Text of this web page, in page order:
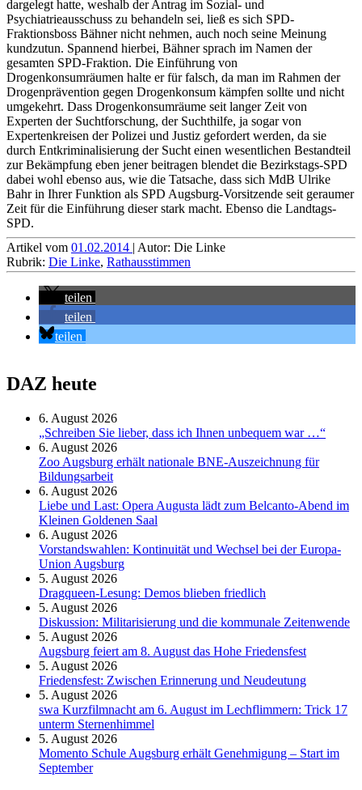
dargelegt hatte, weshalb der Antrag im Sozial- und
Psychiatrieausschuss zu behandeln sei, ließ es sich SPD-
Fraktionsboss Bähner nicht nehmen, auch noch seine Meinung
kundzutun. Spannend hierbei, Bähner sprach im Namen der
gesamten SPD-Fraktion. Die Einführung von
Drogenkonsumräumen halte er für falsch, da man im Rahmen der
Drogenprävention gegen Drogenkonsum kämpfen sollte und nicht
umgekehrt. Dass Drogenkonsumräume seit langer Zeit von
Experten der Suchtforschung, der Suchthilfe, ja sogar von
Expertenkreisen der Polizei und Justiz gefordert werden, da sie
durch Entkriminalisierung der Sucht einen wesentlichen Bestandteil
zur Bekämpfung eben jener beitragen blendet die Bezirkstags-SPD
dabei wohl ebenso aus, wie die Tatsache, dass sich MdB Ulrike
Bahr in Ihrer Funktion als SPD Augsburg-Vorsitzende seit geraumer
Zeit für die Einführung dieser stark macht. Ebenso die Landtags-
SPD.
Artikel vom 01.02.2014 | Autor: Die Linke
Rubrik: Die Linke, Rathausstimmen
teilen
teilen
teilen
DAZ heute
6. August 2026
„Schreiben Sie lieber, dass ich Ihnen unbequem war …“
6. August 2026
Zoo Augsburg erhält nationale BNE-Auszeichnung für
Bildungsarbeit
6. August 2026
Liebe und Last: Opera Augusta lädt zum Belcanto-Abend im
Kleinen Goldenen Saal
6. August 2026
Vorstandswahlen: Kontinuität und Wechsel bei der Europa-
Union Augsburg
5. August 2026
Dragqueen-Lesung: Demos blieben friedlich
5. August 2026
Diskussion: Mi­li­ta­ri­sie­rung und die kommunale Zeitenwende
5. August 2026
Augsburg feiert am 8. August das Hohe Friedensfest
5. August 2026
Friedensfest: Zwischen Erinnerung und Neudeutung
5. August 2026
swa Kurz­film­nacht am 6. August im Lech­flim­mern: Trick 17
unterm Sternen­himmel
5. August 2026
Momento Schule Augsburg erhält Genehmigung – Start im
September